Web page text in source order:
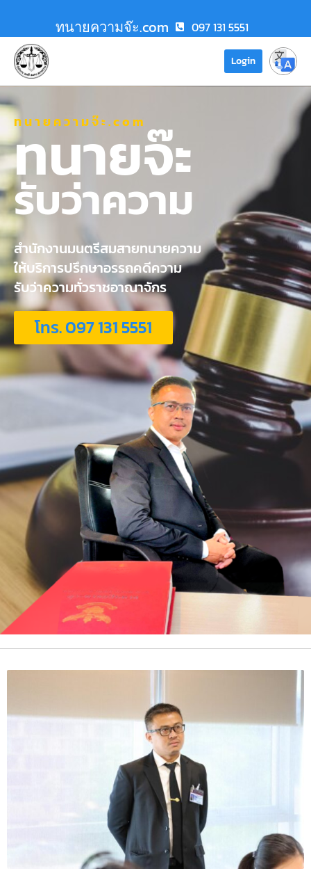
ทนายความจ๊ะ.com 097 131 5551
Login
ทนายความจ๊ะ.com
ทนายจ๊ะ
รับว่าความ
สำนักงานมนตรีสมสายทนายความ
ให้บริการปรึกษาอรรถคดีความ
รับว่าความทั่วราชอาณาจักร
โทร. 097 131 5551